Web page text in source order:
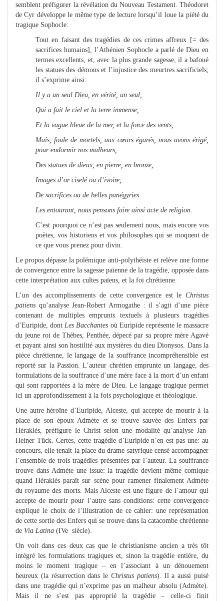
semblent préfigurer la révélation du Nouveau Testament. Théodoret
de Cyr développe le même type de lecture lorsqu’il loue la piété du
tragique Sophocle:
Tout en faisant des tragédies de ces crimes affreux [= des
sacrifices humains], l’Athénien Sophocle a parlé de Dieu en
termes excellents, et, avec la plus grande sagesse, il a bafoué
les statues des démons et l’injustice des meurtres sacrificiels;
il s’exprime ainsi:
Il y a un seul Dieu, en vérité, un seul,
Qui a fait le ciel et la terre immense,
Et la vague bleue de la mer, et la force des vents;
Mais, foule de mortels, aux cœurs égarés, nous avons érigé,
pour endormir nos malheurs,
Des statues de dieux, en pierre, en bronze,
Images d’or ciselé ou d’ivoire;
De sacrifices ou de belles panégyries
Les entourant, nous pensons faire ainsi acte de religion.
C’est pourquoi ce n’est pas seulement nous, mais encore vos
poètes, vos historiens et vos philosophes qui se moquent de
ce que vous prenez pour divin.
Le propos dépasse la polémique anti-polythéiste et relève une forme
de convergence entre la sagesse païenne de la tragédie, opposée dans
cette interprétation aux cultes païens, et la foi chrétienne.
L’un des accomplissements de cette convergence est le Christus
patiens qu’analyse Jean-Robert Armogathe : il s’agit d’une pièce
contenant de multiples emprunts textuels à plusieurs tragédies
d’Euripide, dont Les Bacchantes où Euripide représente le massacre
du jeune roi de Thèbes, Penthée, dépecé par sa propre mère Agavé
et payant ainsi son hostilité aux mystères du dieu Dionysos. Dans la
pièce chrétienne, le langage de la souffrance incompréhensible est
reporté sur la Passion. L’auteur chrétien emprunte un langage, des
formulations de la souffrance d’une mère face à la mort d’un enfant
qui sont rapportées à la mère de Dieu. Le langage tragique permet
ici un approfondissement à la fois psychologique et théologique.
Une autre héroïne d’Euripide, Alceste, qui accepte de mourir à la
place de son époux Admète et se trouve sauvée des Enfers par
Héraklès, préfigure le Christ selon une modalité qu’analyse Jan-
Heiner Tück. Certes, cette tragédie d’Euripide n’en est pas une: au
concours, elle tenait la place du drame satyrique censé accompagner
l’ensemble de trois tragédies présentées par l’auteur. La souffrance
trouve dans Admète une issue: la tragédie devient même comique
quand Héraklès paraît sur scène pour ramener finalement Admète
du royaume des morts. Mais Alceste est une figure de l’amour qui
accepte de mourir pour l’autre sans conditions: cette convergence
explique le choix de l’illustration de ce cahier: une représentation
de cette sortie des Enfers qui se trouve dans la catacombe chrétienne
de Via Latina (IVe siècle).
On voit dans ces deux cas que le christianisme ancien a très tôt
intégré les formulations tragiques et, sinon la tragédie entière, du
moins le moment tragique – en l’associant à un dénouement
heureux (la résurrection dans le Christus patiens). Il a aussi puisé
dans une tragédie qui n’exprime pas un malheur absolu (Admète).
Mais il ne s’est pas approprié la tragédie – celle-ci finit